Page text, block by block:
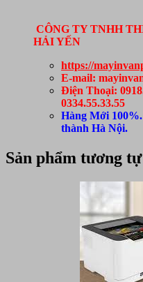
CÔNG TY TNHH
HẢI YẾN
https://
E-mail:
Điện Thoại:
0334.55.33.55
Hàng Mới
thành Hà Nội.
Sản phẩm tương tự